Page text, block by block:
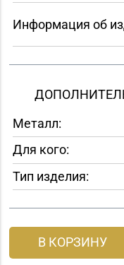
Информация об
Металл:
Для кого:
Тип изделия:
В КОРЗИНУ